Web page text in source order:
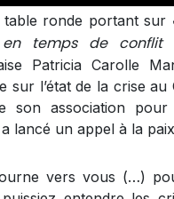
table ronde portant sur
en temps de conflit
Patricia Carolle
sur l’état de la crise au
son association
lancé un appel à la
vers vous (…)